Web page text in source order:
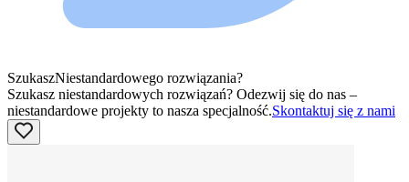
SzukaszNiestandardowego rozwiązania?
Szukasz niestandardowych rozwiązań? Odezwij się do nas –
niestandardowe projekty to nasza specjalność.Skontaktuj się z nami